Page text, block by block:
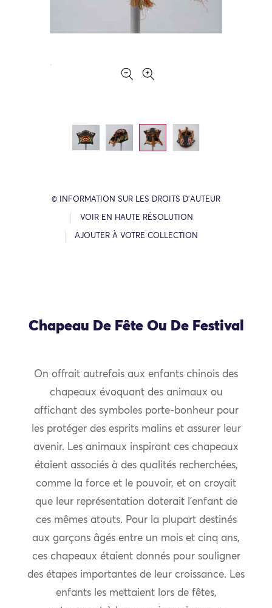
© INFORMATION SUR LES DROITS D’AUTEUR
VOIR EN HAUTE RÉSOLUTION
AJOUTER À VOTRE COLLECTION
Chapeau De Fête Ou De Festival
On offrait autrefois aux enfants chinois des
chapeaux évoquant des animaux ou
affichant des symboles porte-bonheur pour
les protéger des esprits malins et assurer leur
avenir. Les animaux inspirant ces chapeaux
étaient associés à des qualités recherchées,
comme la force et le pouvoir, et on croyait
que leur représentation doterait l’enfant de
ces mêmes atouts. Pour la plupart destinés
aux garçons âgés entre un mois et cinq ans,
ces chapeaux étaient donnés pour souligner
des étapes importantes de leur croissance. Les
enfants les mettaient lors de fêtes,